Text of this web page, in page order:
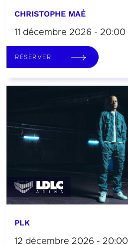
CHRISTOPHE MAÉ
11 décembre 2026 - 20:00
RÉSERVER
PLK
12 décembre 2026 - 20:00